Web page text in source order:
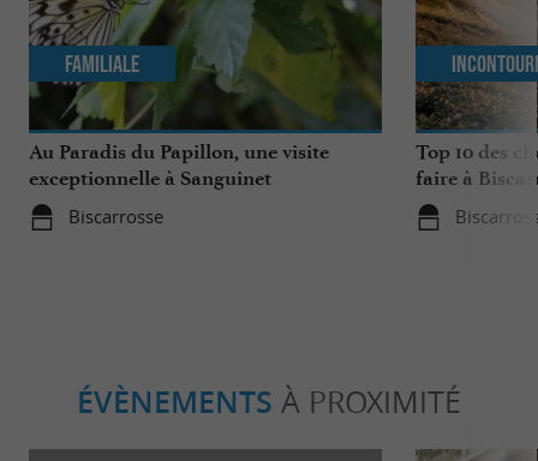
Au Paradis du Papillon, une visite
exceptionnelle à Sanguinet
Biscarrosse
Familiale
Top 10 des
faire à
ÉVÈNEMENTS À PROXIMITÉ